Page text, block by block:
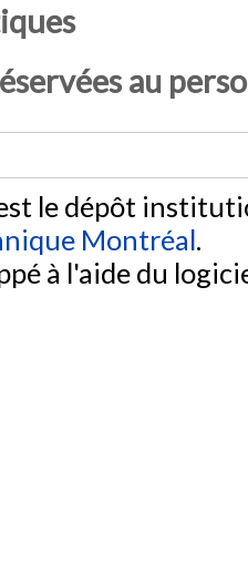
au
le dépôt
Montréal.
à l'aide du